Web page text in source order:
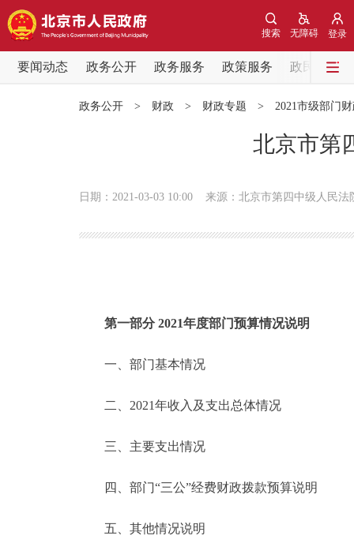
登录
无障碍
搜索
要闻动态 政务公开 政务服务 政策服务
政民互动
便民服务
政务公开 > 财政 > 财政专题 > 2021市级部门
北京市第
日期：2021-03-03 10:00 来源：北京市第四中级人民法
第一部分 2021年度部门预算情况说明
一、部门基本情况
二、2021年收入及支出总体情况
三、主要支出情况
四、部门“三公”经费财政拨款预算说明
五、其他情况说明